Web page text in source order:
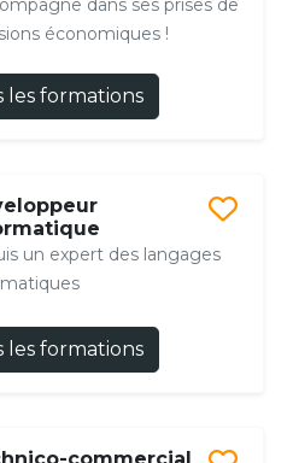
dans ses prises de
économiques !
les formations
un expert des langages
les formations